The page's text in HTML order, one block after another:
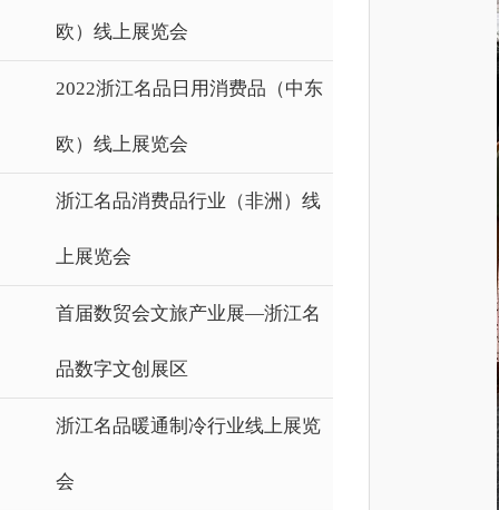
欧）线上展览会
2022浙江名品日用消费品（中东
欧）线上展览会
浙江名品消费品行业（非洲）线
上展览会
首届数贸会文旅产业展—浙江名
品数字文创展区
浙江名品暖通制冷行业线上展览
会